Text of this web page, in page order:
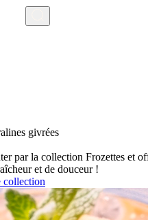
givrées
par la collection Frozettes et
et de douceur !
collection